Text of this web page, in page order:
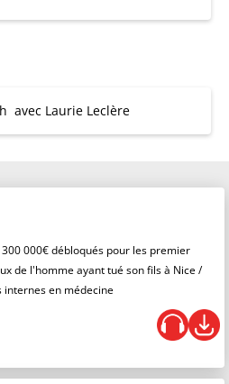
avec Laurie Leclère
000€ débloqués pour les premier
de l'homme ayant tué son fils à Nice /
internes en médecine